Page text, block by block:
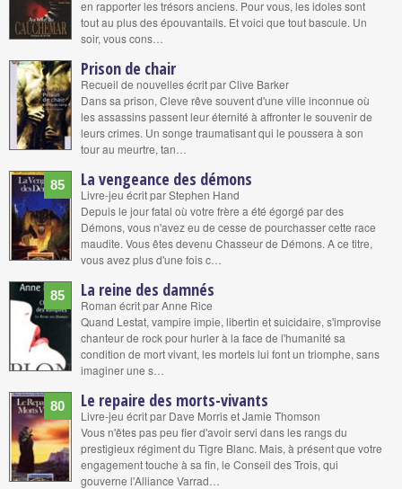
en rapporter les trésors anciens. Pour vous, les idoles sont
tout au plus des épouvantails. Et voici que tout bascule. Un
soir, vous cons…
Prison de chair
Recueil de nouvelles écrit par Clive Barker
Dans sa prison, Cleve rêve souvent d'une ville inconnue où
les assassins passent leur éternité à affronter le souvenir de
leurs crimes. Un songe traumatisant qui le poussera à son
tour au meurtre, tan…
85 La vengeance des démons
Livre-jeu écrit par Stephen Hand
Depuis le jour fatal où votre frère a été égorgé par des
Démons, vous n'avez eu de cesse de pourchasser cette race
maudite. Vous êtes devenu Chasseur de Démons. A ce titre,
vous avez plus d'une fois c…
85 La reine des damnés
Roman écrit par Anne Rice
Quand Lestat, vampire impie, libertin et suicidaire, s'improvise
chanteur de rock pour hurler à la face de l'humanité sa
condition de mort vivant, les mortels lui font un triomphe, sans
imaginer une s…
80 Le repaire des morts-vivants
Livre-jeu écrit par Dave Morris et Jamie Thomson
Vous n'êtes pas peu fier d'avoir servi dans les rangs du
prestigieux régiment du Tigre Blanc. Mais, à présent que votre
engagement touche à sa fin, le Conseil des Trois, qui
gouverne l'Alliance Varrad…